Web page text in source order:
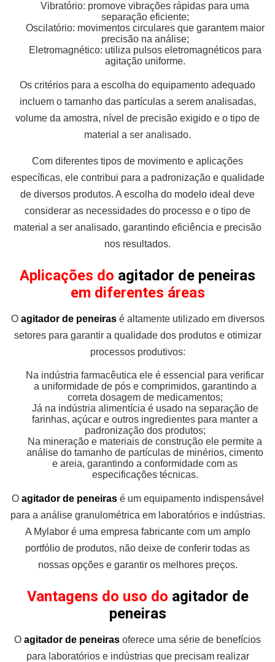
Vibratório: promove vibrações rápidas para uma
separação eficiente;
Oscilatório: movimentos circulares que garantem maior
precisão na análise;
Eletromagnético: utiliza pulsos eletromagnéticos para
agitação uniforme.
Os critérios para a escolha do equipamento adequado
incluem o tamanho das partículas a serem analisadas,
volume da amostra, nível de precisão exigido e o tipo de
material a ser analisado.
Com diferentes tipos de movimento e aplicações
específicas, ele contribui para a padronização e qualidade
de diversos produtos. A escolha do modelo ideal deve
considerar as necessidades do processo e o tipo de
material a ser analisado, garantindo eficiência e precisão
nos resultados.
Aplicações do agitador de peneiras
em diferentes áreas
O agitador de peneirasé altamente utilizado em diversos
setores para garantir a qualidade dos produtos e otimizar
processos produtivos:
Na indústria farmacêutica ele é essencial para verificar
a uniformidade de pós e comprimidos, garantindo a
correta dosagem de medicamentos;
Já na indústria alimentícia é usado na separação de
farinhas, açúcar e outros ingredientes para manter a
padronização dos produtos;
Na mineração e materiais de construção ele permite a
análise do tamanho de partículas de minérios, cimento
e areia, garantindo a conformidade com as
especificações técnicas.
O agitador de peneirasé um equipamento indispensável
para a análise granulométrica em laboratórios e indústrias.
A Mylabor é uma empresa fabricante com um amplo
portfólio de produtos, não deixe de conferir todas as
nossas opções e garantir os melhores preços.
Vantagens do uso do agitador de
peneiras
O agitador de peneiras oferece uma série de benefícios
para laboratórios e indústrias que precisam realizar